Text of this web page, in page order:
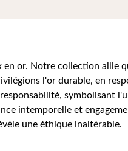
en or. Notre collection allie
l'or durable, en
symbolisant
intemporelle et
une éthique inaltérable.